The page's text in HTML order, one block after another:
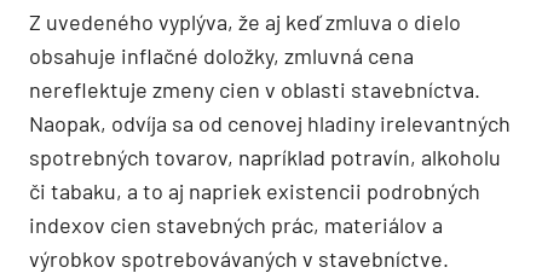
Z uvedeného vyplýva, že aj keď zmluva o dielo
obsahuje inflačné doložky, zmluvná cena
nereflektuje zmeny cien v oblasti stavebníctva.
Naopak, odvíja sa od cenovej hladiny irelevantných
spotrebných tovarov, napríklad potravín, alkoholu
či tabaku, a to aj napriek existencii podrobných
indexov cien stavebných prác, materiálov a
výrobkov spotrebovávaných v stavebníctve.